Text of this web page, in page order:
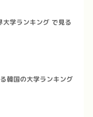
大学ランキング で見る
韓国の大学ランキング